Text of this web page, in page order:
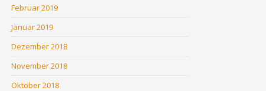
Februar 2019
Januar 2019
Dezember 2018
November 2018
Oktober 2018